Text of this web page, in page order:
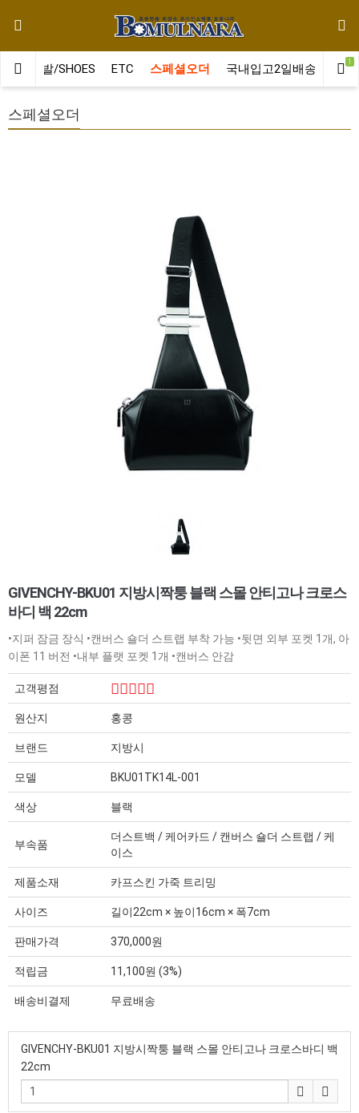
신발/SHOES ETC 스페셜오더 국내입고2일배송 클
1
스페셜오더
GIVENCHY-BKU01 지방시짝퉁 블랙 스몰 안티고나 크로스
바디 백 22cm
•지퍼 잠금 장식 •캔버스 숄더 스트랩 부착 가능 •뒷면 외부 포켓 1개, 아
이폰 11 버전 •내부 플랫 포켓 1개 •캔버스 안감
고객평점
원산지 홍콩
브랜드 지방시
모델 BKU01TK14L-001
색상 블랙
부속품
더스트백 / 케어카드 / 캔버스 숄더 스트랩 / 케
이스
제품소재 카프스킨 가죽 트리밍
사이즈 길이22cm × 높이16cm × 폭7cm
판매가격 370,000원
적립금 11,100원 (3%)
배송비결제 무료배송
GIVENCHY-BKU01 지방시짝퉁 블랙 스몰 안티고나 크로스바디 백
22cm